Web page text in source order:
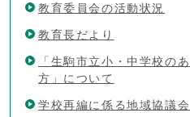
教育委員会の活動状況
教育長だより
「生駒市立小・中学校の
方」について
学校再編に係る地域協議